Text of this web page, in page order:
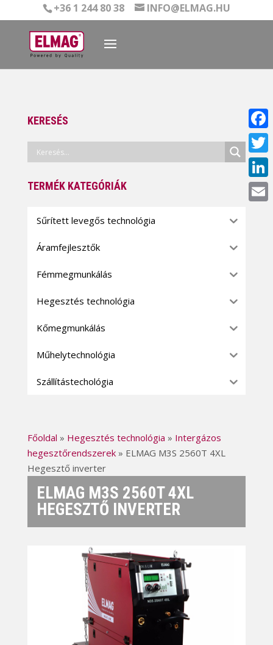
+36 1 244 80 38 INFO@ELMAG.HU
Főoldal » Hegesztés technológia » Intergázos
hegesztőrendszerek» ELMAG M3S 2560T 4XL
Hegesztő inverter
ELMAG M3S 2560T 4XL
HEGESZTŐ INVERTER
KERESÉS
TERMÉK KATEGÓRIÁK
Sűrített levegős technológia
Áramfejlesztők
Fémmegmunkálás
Hegesztés technológia
Kőmegmunkálás
Műhelytechnológia
Szállítástechológia